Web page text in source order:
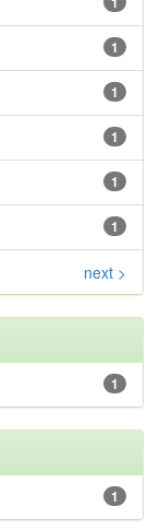
1
1
1
1
1
next >
1
1